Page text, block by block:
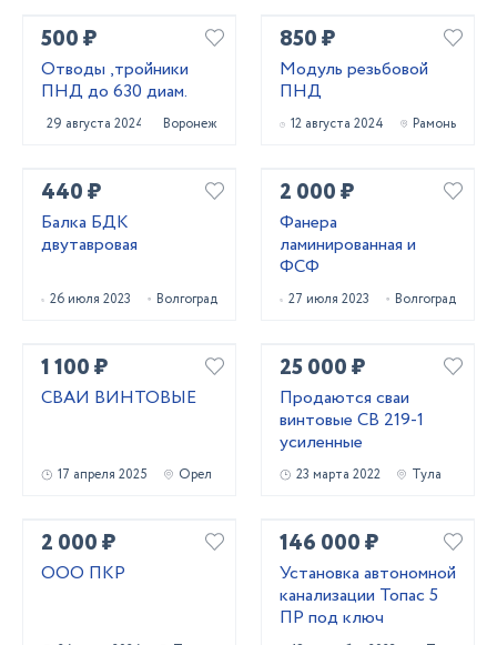
500 ₽
Отводы ,тройники
ПНД до 630 диам.
29 августа 2024 Воронеж
850 ₽
Модуль резьбовой
ПНД
12 августа 2024 Рамонь
440 ₽
Балка БДК
двутавровая
26 июля 2023 Волгоград
2 000 ₽
Фанера
ламинированная и
ФСФ
27 июля 2023 Волгоград
1 100 ₽
СВАИ ВИНТОВЫЕ
17 апреля 2025 Орел
25 000 ₽
Продаются сваи
винтовые СВ 219-1
усиленные
23 марта 2022 Тула
2 000 ₽
ООО ПКР
146 000 ₽
Установка автономной
канализации Топас 5
ПР под ключ